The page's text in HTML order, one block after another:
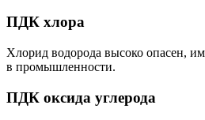
ПДК хлора
Хлорид водорода высоко опасен,
в промышленности.
ПДК оксида углерода